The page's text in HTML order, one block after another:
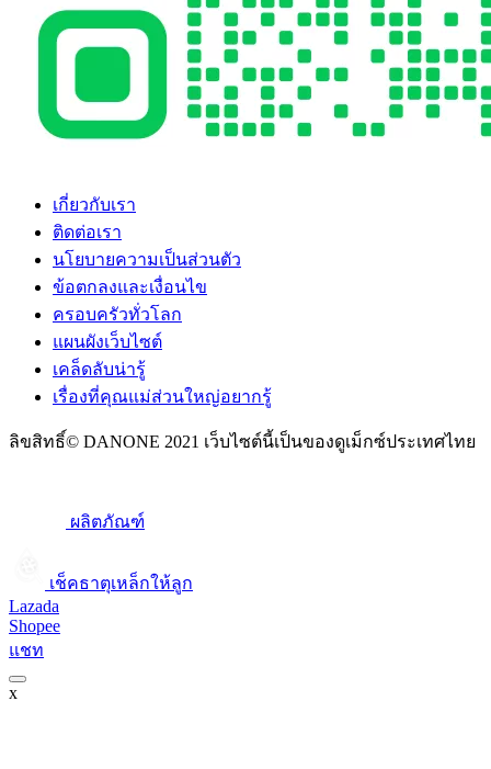
เกี่ยวกับเรา
ติดต่อเรา
นโยบายความเป็นส่วนตัว
ข้อตกลงและเงื่อนไข
ครอบครัวทั่วโลก
แผนผังเว็บไซต์
เคล็ดลับน่ารู้
เรื่องที่คุณแม่ส่วนใหญ่อยากรู้
ลิขสิทธิ์© DANONE 2021 เว็บไซต์นี้เป็นของดูเม็กซ์ประเทศไทย
ผลิตภัณฑ์
เช็คธาตุเหล็กให้ลูก​
Lazada
Shopee
แชท
x